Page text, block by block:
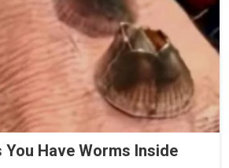
You Have Worms Inside